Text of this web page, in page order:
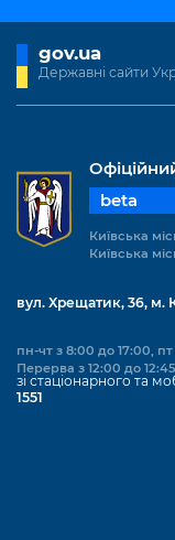
gov.ua
Державні сайти
beta
Київська
Київська
вул. Хрещатик, 36, м.
пн-чт з 8:00 до 17:00,
Перерва з 12:00 до 12:45
зі стаціонарного та
1551